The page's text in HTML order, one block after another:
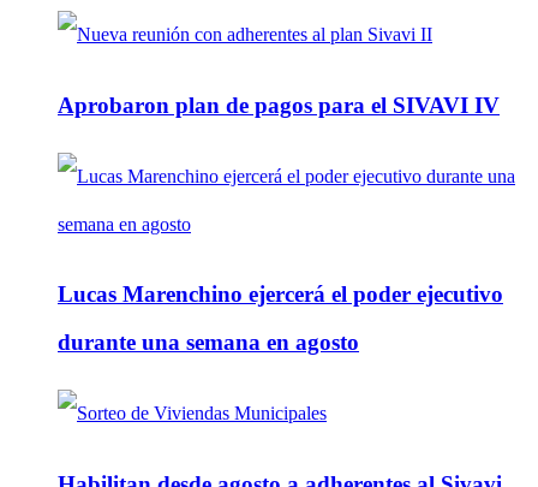
Aprobaron plan de pagos para el SIVAVI IV
Lucas Marenchino ejercerá el poder ejecutivo
durante una semana en agosto